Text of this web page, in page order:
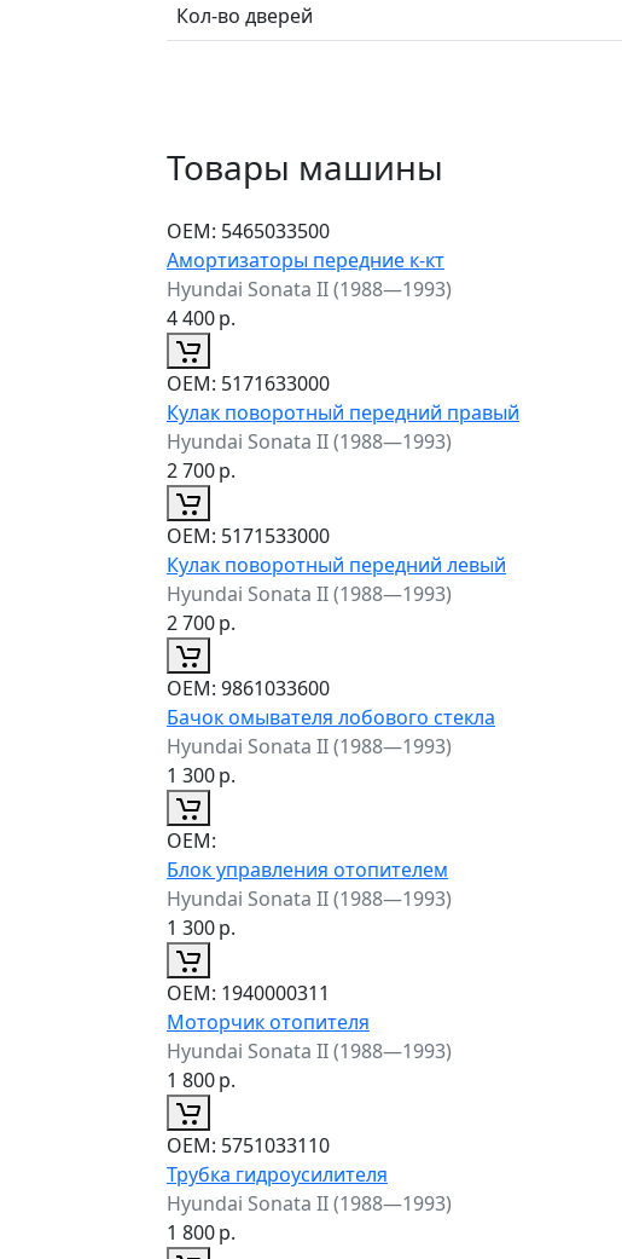
Кол-во дверей
Товары машины
ОЕМ: 5465033500
Амортизаторы передние к-кт
Hyundai Sonata II (1988—1993)
4 400р.
ОЕМ: 5171633000
Кулак поворотный передний правый
Hyundai Sonata II (1988—1993)
2 700р.
ОЕМ: 5171533000
Кулак поворотный передний левый
Hyundai Sonata II (1988—1993)
2 700р.
ОЕМ: 9861033600
Бачок омывателя лобового стекла
Hyundai Sonata II (1988—1993)
1 300р.
ОЕМ:
Блок управления отопителем
Hyundai Sonata II (1988—1993)
1 300р.
ОЕМ: 1940000311
Моторчик отопителя
Hyundai Sonata II (1988—1993)
1 800р.
ОЕМ: 5751033110
Трубка гидроусилителя
Hyundai Sonata II (1988—1993)
1 800р.